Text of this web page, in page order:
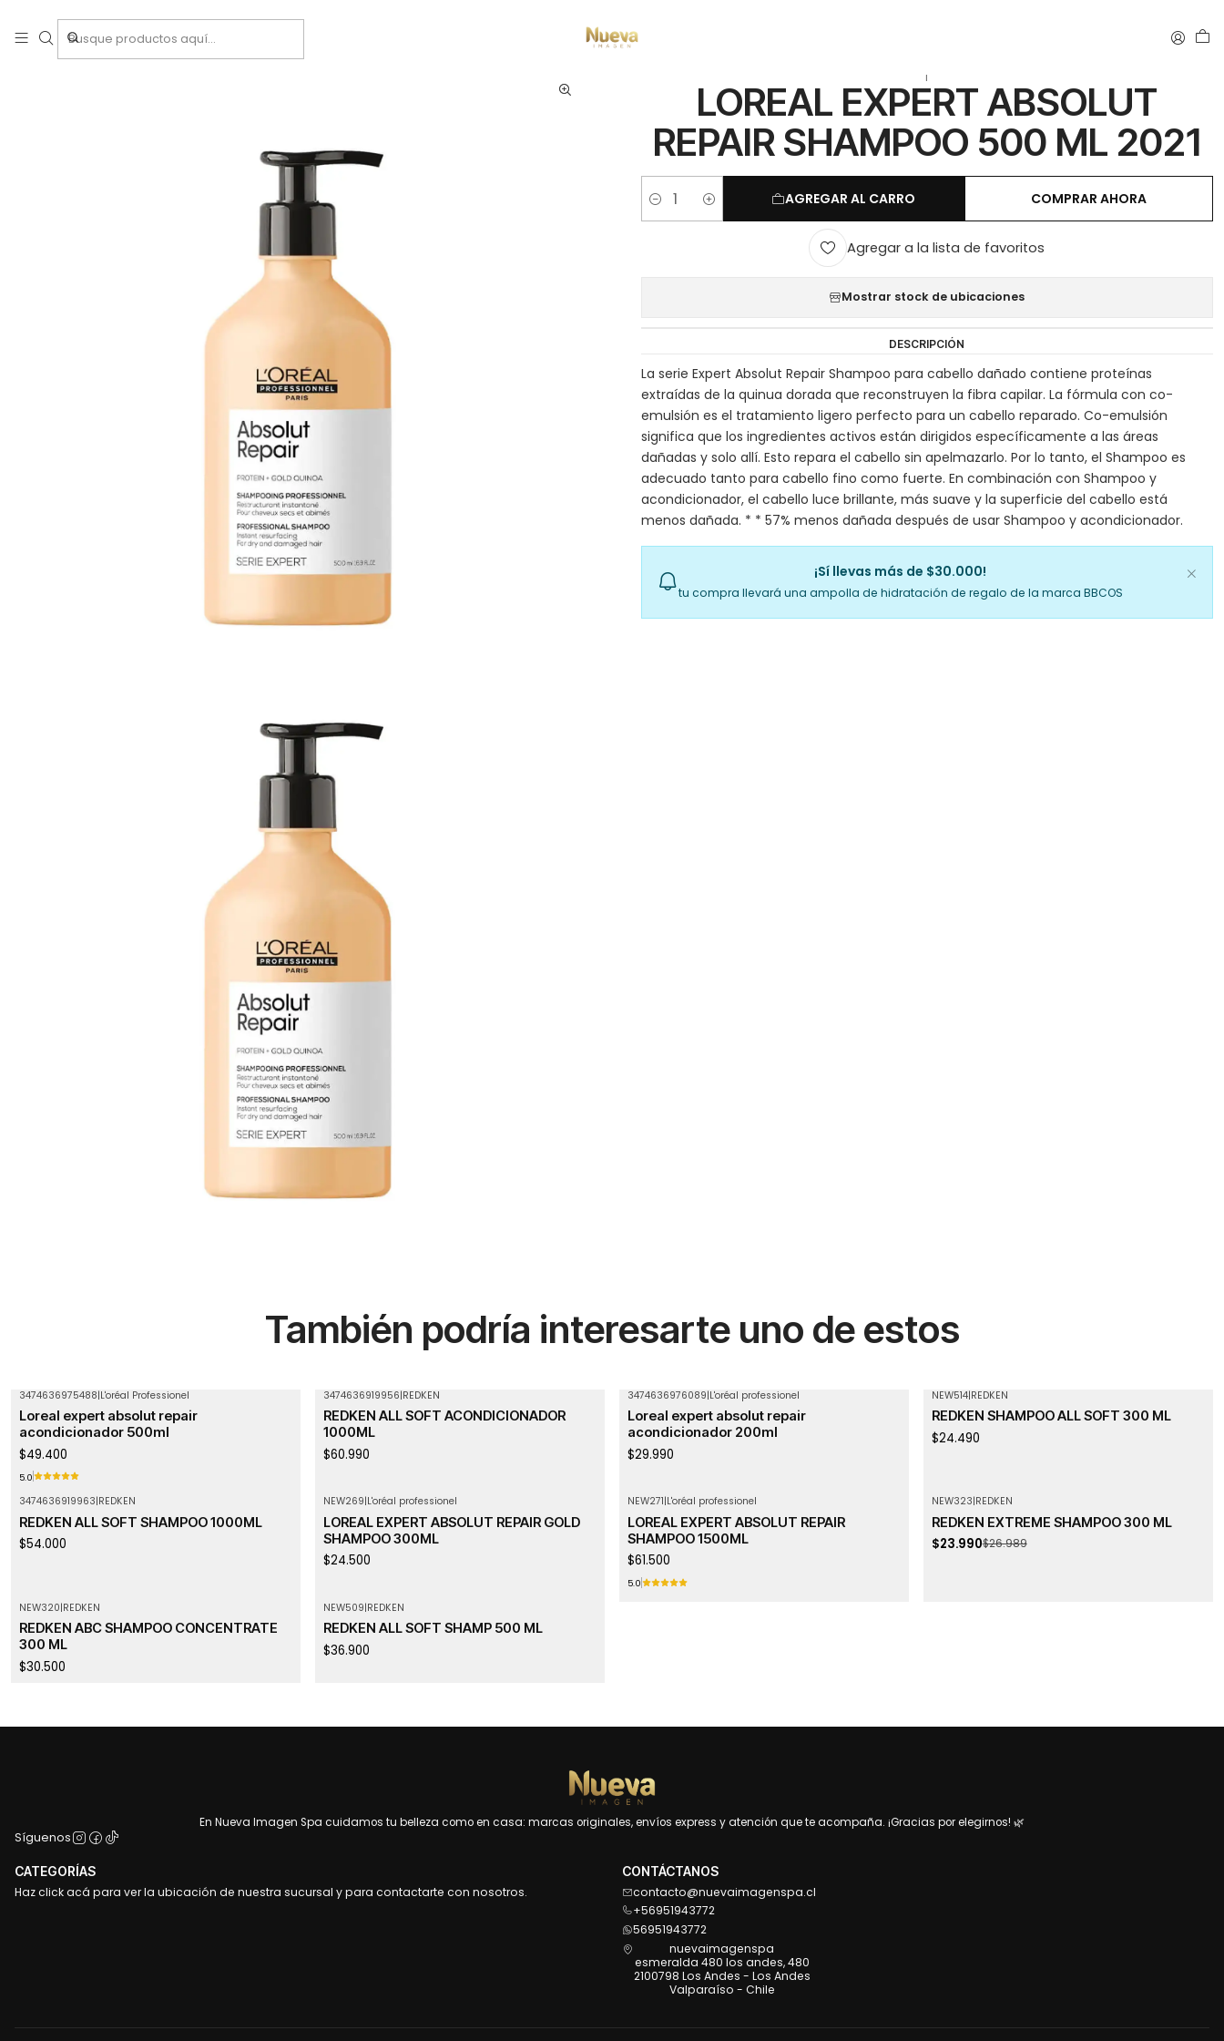
Inicio
|
LOREAL EXPERT ABSOLUT
REPAIR SHAMPOO 500 ML 2021
Cantidad AGREGAR AL CARRO COMPRAR AHORA
Agregar a la lista de favoritos
Mostrar stock de ubicaciones
DESCRIPCIÓN
La serie Expert Absolut Repair Shampoo para cabello dañado contiene proteínas
extraídas de la quinua dorada que reconstruyen la fibra capilar. La fórmula con co-
emulsión es el tratamiento ligero perfecto para un cabello reparado. Co-emulsión
significa que los ingredientes activos están dirigidos específicamente a las áreas
dañadas y solo allí. Esto repara el cabello sin apelmazarlo. Por lo tanto, el Shampoo es
adecuado tanto para cabello fino como fuerte. En combinación con Shampoo y
acondicionador, el cabello luce brillante, más suave y la superficie del cabello está
menos dañada. * * 57% menos dañada después de usar Shampoo y acondicionador.
¡Sí llevas más de $30.000!
tu compra llevará una ampolla de hidratación de regalo de la marca BBCOS
También podría interesarte uno de estos
3474636975488|L'oréal Professionel
Loreal expert absolut repair
acondicionador 500ml
$49.400
5.0
3474636919956|REDKEN
REDKEN ALL SOFT ACONDICIONADOR
1000ML
$60.990
3474636976089|L'oréal professionel
Loreal expert absolut repair
acondicionador 200ml
$29.990
NEW514|REDKEN
REDKEN SHAMPOO ALL SOFT 300 ML
$24.490
3474636919963|REDKEN
REDKEN ALL SOFT SHAMPOO 1000ML
$54.000
NEW269|L'oréal professionel
LOREAL EXPERT ABSOLUT REPAIR GOLD
SHAMPOO 300ML
$24.500
NEW271|L'oréal professionel
LOREAL EXPERT ABSOLUT REPAIR
SHAMPOO 1500ML
$61.500
5.0
NEW323|REDKEN
REDKEN EXTREME SHAMPOO 300 ML
$23.990$26.989
NEW320|REDKEN
REDKEN ABC SHAMPOO CONCENTRATE
300 ML
$30.500
NEW509|REDKEN
REDKEN ALL SOFT SHAMP 500 ML
$36.900
En Nueva Imagen Spa cuidamos tu belleza como en casa: marcas originales, envíos express y atención que te acompaña. ¡Gracias por elegirnos! 🌿
Síguenos
CATEGORÍAS
Haz click acá para ver la ubicación de nuestra sucursal y para contactarte con nosotros.
CONTÁCTANOS
contacto@nuevaimagenspa.cl
+56951943772
56951943772
nuevaimagenspa
esmeralda 480 los andes, 480
2100798 Los Andes - Los Andes
Valparaíso - Chile